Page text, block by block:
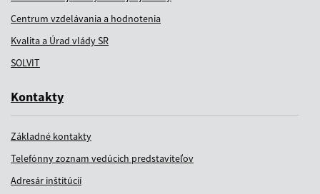
Centrum vzdelávania a hodnotenia
Kvalita a Úrad vlády SR
SOLVIT
Kontakty
Základné kontakty
Telefónny zoznam vedúcich predstaviteľov
Adresár inštitúcií